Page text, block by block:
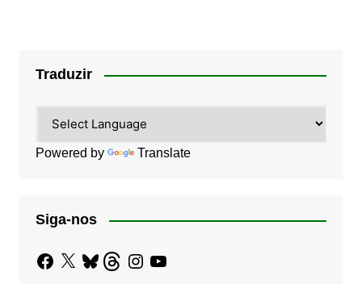
Traduzir
Powered by Translate
Siga-nos
Facebook
X BlueskyThreadsInstagram
YouTube